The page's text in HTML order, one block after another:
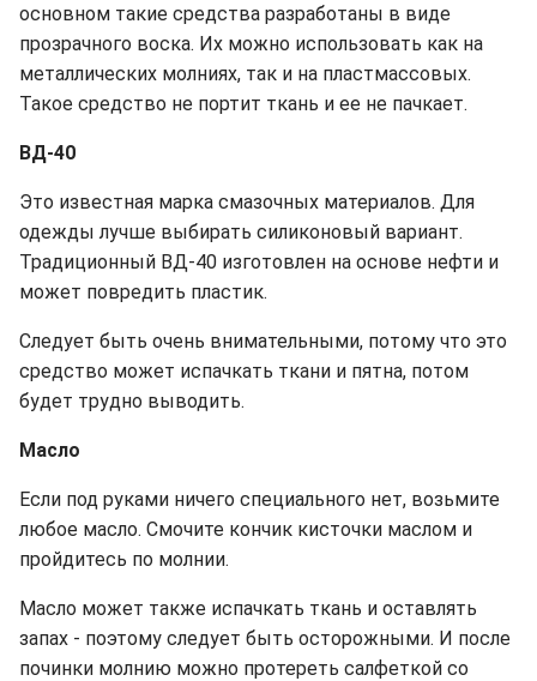
основном такие средства разработаны в виде
прозрачного воска. Их можно использовать как на
металлических молниях, так и на пластмассовых.
Такое средство не портит ткань и ее не пачкает.
ВД-40
Это известная марка смазочных материалов. Для
одежды лучше выбирать силиконовый вариант.
Традиционный ВД-40 изготовлен на основе нефти и
может повредить пластик.
Следует быть очень внимательными, потому что это
средство может испачкать ткани и пятна, потом
будет трудно выводить.
Масло
Если под руками ничего специального нет, возьмите
любое масло. Смочите кончик кисточки маслом и
пройдитесь по молнии.
Масло может также испачкать ткань и оставлять
запах - поэтому следует быть осторожными. И после
починки молнию можно протереть салфеткой со